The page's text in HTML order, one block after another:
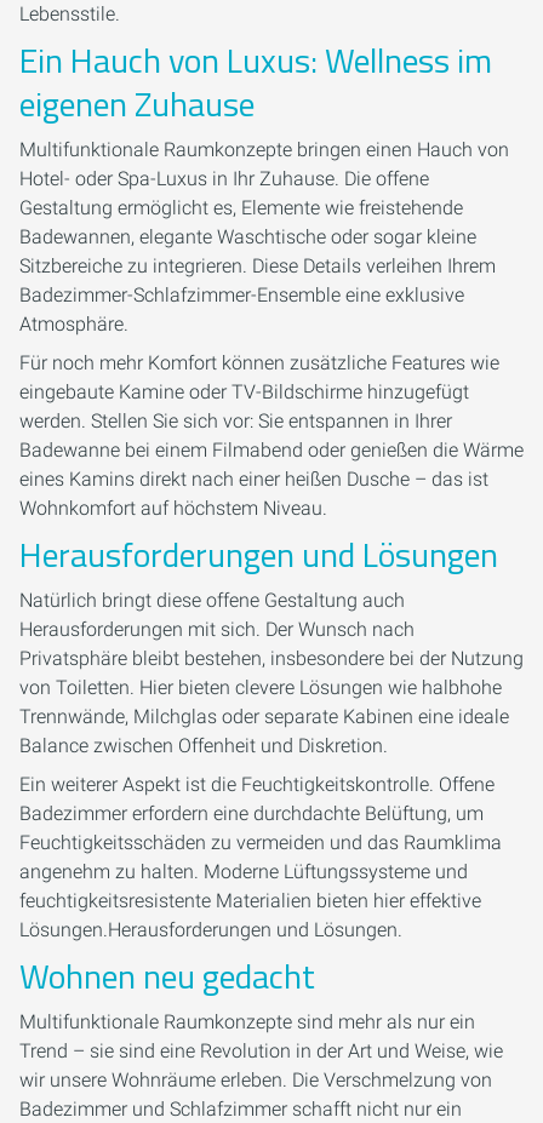
Lebensstile.
Ein Hauch von Luxus: Wellness im
eigenen Zuhause
Multifunktionale Raumkonzepte bringen einen Hauch von
Hotel- oder Spa-Luxus in Ihr Zuhause. Die offene
Gestaltung ermöglicht es, Elemente wie freistehende
Badewannen, elegante Waschtische oder sogar kleine
Sitzbereiche zu integrieren. Diese Details verleihen Ihrem
Badezimmer-Schlafzimmer-Ensemble eine exklusive
Atmosphäre.
Für noch mehr Komfort können zusätzliche Features wie
eingebaute Kamine oder TV-Bildschirme hinzugefügt
werden. Stellen Sie sich vor: Sie entspannen in Ihrer
Badewanne bei einem Filmabend oder genießen die Wärme
eines Kamins direkt nach einer heißen Dusche – das ist
Wohnkomfort auf höchstem Niveau.
Herausforderungen und Lösungen
Natürlich bringt diese offene Gestaltung auch
Herausforderungen mit sich. Der Wunsch nach
Privatsphäre bleibt bestehen, insbesondere bei der Nutzung
von Toiletten. Hier bieten clevere Lösungen wie halbhohe
Trennwände, Milchglas oder separate Kabinen eine ideale
Balance zwischen Offenheit und Diskretion.
Ein weiterer Aspekt ist die Feuchtigkeitskontrolle. Offene
Badezimmer erfordern eine durchdachte Belüftung, um
Feuchtigkeitsschäden zu vermeiden und das Raumklima
angenehm zu halten. Moderne Lüftungssysteme und
feuchtigkeitsresistente Materialien bieten hier effektive
Lösungen.Herausforderungen und Lösungen.
Wohnen neu gedacht
Multifunktionale Raumkonzepte sind mehr als nur ein
Trend – sie sind eine Revolution in der Art und Weise, wie
wir unsere Wohnräume erleben. Die Verschmelzung von
Badezimmer und Schlafzimmer schafft nicht nur ein